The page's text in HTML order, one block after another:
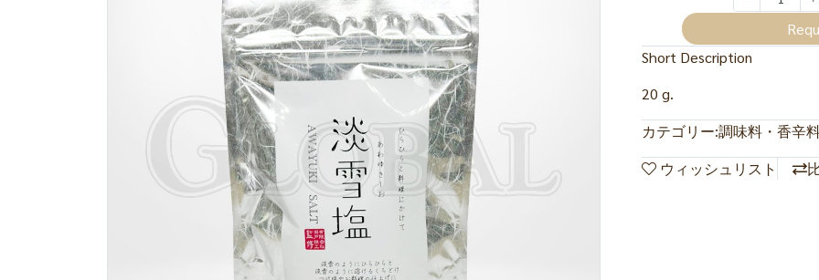
Short Description
20 g.
カテゴリー:調味料・香辛
ウィッシュリスト